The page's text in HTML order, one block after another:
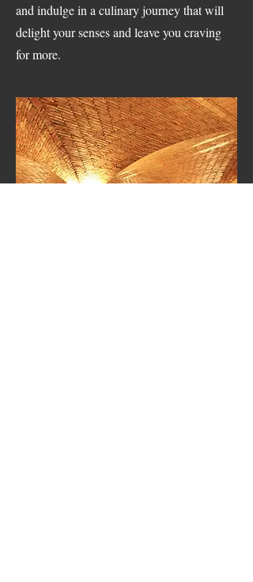
and indulge in a culinary journey that will
delight your senses and leave you craving
for more.